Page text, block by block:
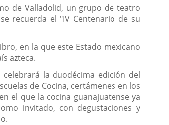
de Valladolid, un grupo de teatro
recuerda el "IV Centenario de su
en la que este Estado mexicano
azteca.
la duodécima edición del
de Cocina, certámenes en los
el que la cocina guanajuatense ya
invitado, con degustaciones y